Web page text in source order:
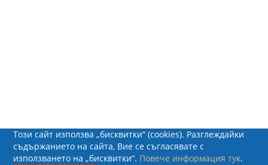
Този сайт използва „бисквитки“ (cookies). Разглеждайки
съдържанието на сайта, Вие се съгласявате с
използването на „бисквитки“. Повече информация тук.